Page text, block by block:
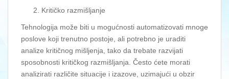
Kritičko razmišljanje
Tehnologija može biti u mogućnosti automatizovati mnoge
poslove koji trenutno postoje, ali potrebno je uraditi
analize kritičnog mišljenja, tako da trebate razvijati
sposobnosti kritičkog razmišljanja. Često ćete morati
analizirati različite situacije i izazove, uzimajući u obzir